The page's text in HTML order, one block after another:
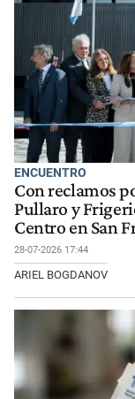
ENCUENTRO
Con reclamos
Pullaro y
Centro en San
28-07-2026 17:44
ARIEL BOGDANOV